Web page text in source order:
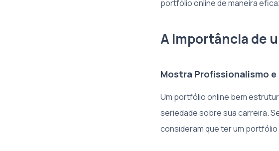
portfólio online de maneira
A Importância de
Mostra Profissionalismo
Um portfólio online bem
seriedade sobre sua carreira.
consideram que ter um